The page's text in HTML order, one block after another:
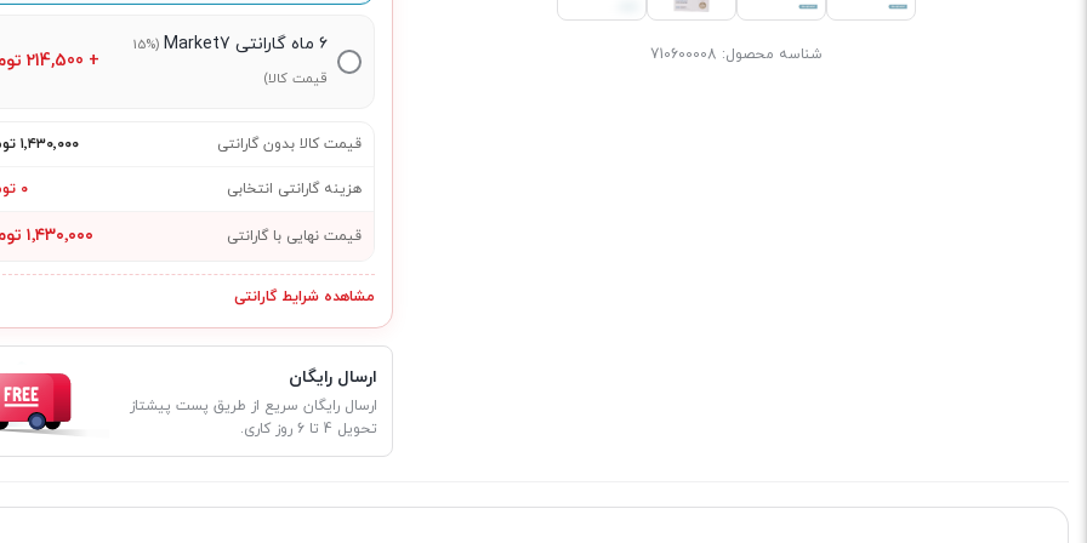
شناسه محصول: 710600008 ۶ ماه گارانتی Market7
(15%
قیمت کالا)
+
214,500
قیمت کالا بدون گارانتی ۱٬۴۳۰٬۰۰۰ تومان
هزینه گارانتی انتخابی ۰ تومان
قیمت نهایی با گارانتی ۱٬۴۳۰٬۰۰۰ تومان
مشاهده شرایط گارانتی
ارسال رایگان
ارسال رایگان سریع از طریق پست پیشتاز
تحویل 4 تا 6 روز کاری.